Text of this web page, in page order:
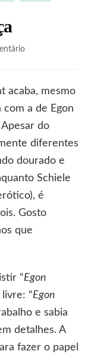
em
morte
a
moça
acaba, mesmo
a de Egon
do
diferentes
dourado e
Schiele
é
Gosto
que
“Egon
livre: “Egon
e sabia
detalhes. A
fazer o papel